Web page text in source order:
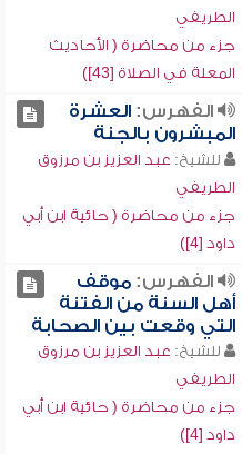
الطريفي
جزء من محاضرة ( الأحاديث
المعلة في الصلاة [43])
الفهرس:العشرة
المبشرون بالجنة
للشيخ: عبد العزيز بن مرزوق
الطريفي
جزء من محاضرة ( حائية ابن أبي
داود [4])
الفهرس:موقف
أهل السنة من الفتنة
التي وقعت بين الصحابة
للشيخ: عبد العزيز بن مرزوق
الطريفي
جزء من محاضرة ( حائية ابن أبي
داود [4])